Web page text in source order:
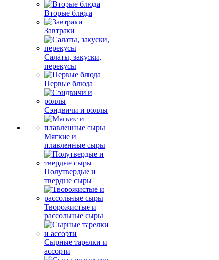
Вторые блюда
Завтраки
Салаты, закуски,
перекусы
Первые блюда
Сэндвичи и роллы
Мягкие и
плавленные сыры
Полутвердые и
твердые сыры
Творожистые и
рассольные сыры
Сырные тарелки и
ассорти